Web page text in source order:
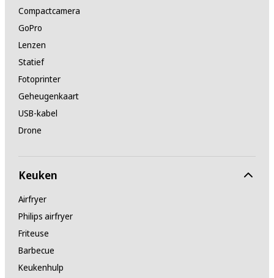
Compactcamera
GoPro
Lenzen
Statief
Fotoprinter
Geheugenkaart
USB-kabel
Drone
Keuken
Airfryer
Philips airfryer
Friteuse
Barbecue
Keukenhulp